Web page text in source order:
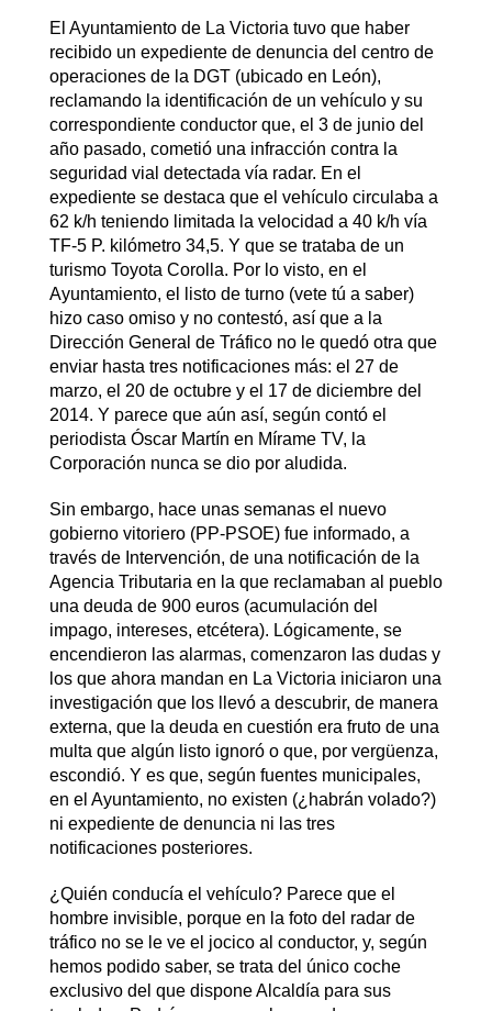
El Ayuntamiento de La Victoria tuvo que haber
recibido un expediente de denuncia del centro de
operaciones de la DGT (ubicado en León),
reclamando la identificación de un vehículo y su
correspondiente conductor que, el 3 de junio del
año pasado, cometió una infracción contra la
seguridad vial detectada vía radar. En el
expediente se destaca que el vehículo circulaba a
62 k/h teniendo limitada la velocidad a 40 k/h vía
TF-5 P. kilómetro 34,5. Y que se trataba de un
turismo Toyota Corolla. Por lo visto, en el
Ayuntamiento, el listo de turno (vete tú a saber)
hizo caso omiso y no contestó, así que a la
Dirección General de Tráfico no le quedó otra que
enviar hasta tres notificaciones más: el 27 de
marzo, el 20 de octubre y el 17 de diciembre del
2014. Y parece que aún así, según contó el
periodista Óscar Martín en Mírame TV, la
Corporación nunca se dio por aludida.
Sin embargo, hace unas semanas el nuevo
gobierno vitoriero (PP-PSOE) fue informado, a
través de Intervención, de una notificación de la
Agencia Tributaria en la que reclamaban al pueblo
una deuda de 900 euros (acumulación del
impago, intereses, etcétera). Lógicamente, se
encendieron las alarmas, comenzaron las dudas y
los que ahora mandan en La Victoria iniciaron una
investigación que los llevó a descubrir, de manera
externa, que la deuda en cuestión era fruto de una
multa que algún listo ignoró o que, por vergüenza,
escondió. Y es que, según fuentes municipales,
en el Ayuntamiento, no existen (¿habrán volado?)
ni expediente de denuncia ni las tres
notificaciones posteriores.
¿Quién conducía el vehículo? Parece que el
hombre invisible, porque en la foto del radar de
tráfico no se le ve el jocico al conductor, y, según
hemos podido saber, se trata del único coche
exclusivo del que dispone Alcaldía para sus